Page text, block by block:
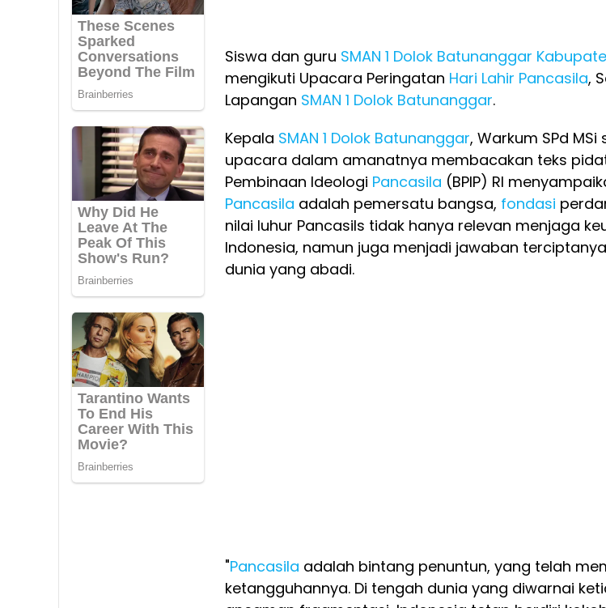
Siswa dan guru SMAN 1 Dolok Batunanggar
mengikuti Upacara Peringatan Hari Lahir Pancasila,
Lapangan SMAN 1 Dolok Batunanggar.
Kepala SMAN 1 Dolok Batunanggar, Warkum SPd
upacara dalam amanatnya membacakan teks
Pembinaan Ideologi Pancasila (BPIP) RI
Pancasila adalah pemersatu bangsa, fondasi
nilai luhur Pancasils tidak hanya relevan menjaga
Indonesia, namun juga menjadi jawaban
dunia yang abadi.
"Pancasila adalah bintang penuntun, yang telah
ketangguhannya. Di tengah dunia yang diwarnai